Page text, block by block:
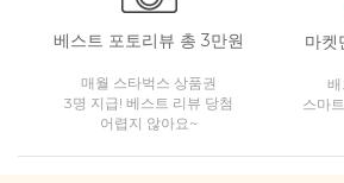
베스트 포토리뷰 총 3만원
매월 스타벅스 상품권
3명 지급! 베스트 리뷰 당첨
어렵지 않아요~
마켓
스마